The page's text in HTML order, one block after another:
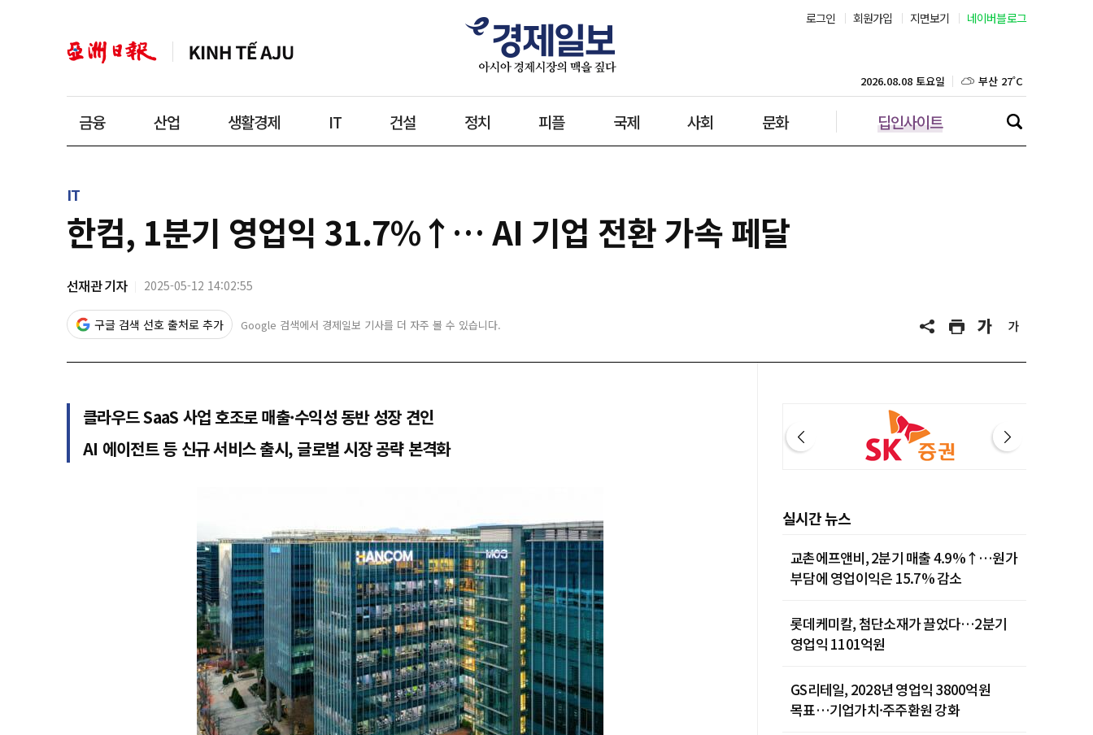
로그인 회원가입 지면보기 네이버블로그
금융 산업 생활경제 IT 건설 정치 피플 국제 사회 문화 딥인사이트
2026.08.08 토요일 대구 26˚C
인천 29˚C
제주 29˚C
IT
한컴, 1분기 영업익 31.7%↑… AI 기업 전환 가속 페달
선재관 기자 2025-05-12 14:02:55
구글 검색 선호 출처로 추가 Google 검색에서 경제일보 기사를 더 자주 볼 수 있습니다.
클라우드 SaaS 사업 호조로 매출·수익성 동반 성장 견인
AI 에이전트 등 신규 서비스 출시, 글로벌 시장 공략 본격화
실시간 뉴스
교촌에프앤비, 2분기 매출 4.9%↑…원가
부담에 영업이익은 15.7% 감소
롯데케미칼, 첨단소재가 끌었다…2분기
영업익 1101억원
GS리테일, 2028년 영업익 3800억원
목표…기업가치·주주환원 강화